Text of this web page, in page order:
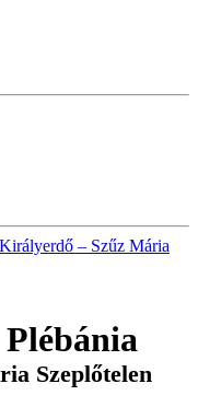
– Szűz Mária
Szeplőtelen